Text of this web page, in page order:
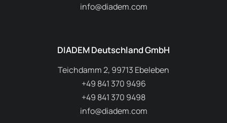
info@diadem.com
DIADEM Deutschland GmbH
Teichdamm 2, 99713 Ebeleben
+49 841 370 9496
+49 841 370 9498
info@diadem.com